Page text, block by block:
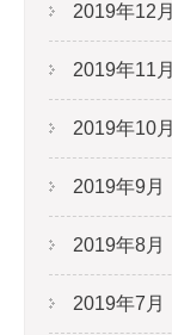
2019年12月
2019年11月
2019年10月
2019年9月
2019年8月
2019年7月